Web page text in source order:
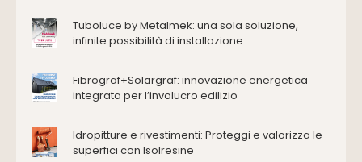
Cappe d'aspirazione
Consolidamento
Deumidificazione
Energie rinnovabili
Ferramenta e fissaggi
Tuboluce by Metalmek: una sola soluzione,
infinite possibilità di installazione
Fibrograf+Solargraf: innovazione energetica
integrata per l’involucro edilizio
Idropitture e rivestimenti: Proteggi e valorizza le
superfici con Isolresine